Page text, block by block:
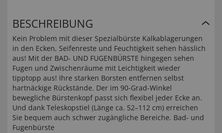
BESCHREIBUNG
Kein Problem mit dieser Spezialbürste Kalkablagerungen
in den Ecken, Seifenreste und Feuchtigkeit sehen hässlich
aus! Mit der BAD- UND FUGENBÜRSTE hingegen sehen
Fugen und Zwischenräume mit Leichtigkeit wieder
tipptopp aus! Ihre starken Borsten entfernen selbst
hartnäckige Rückstände. Der im 90-Grad-Winkel
bewegliche Bürstenkopf passt sich flexibel jeder Ecke an.
Und dank Teleskopstiel (Länge ca. 52–112 cm) erreichen
Sie bequem auch schwer zugängliche Bereiche. Bad- und
Fugenbürste